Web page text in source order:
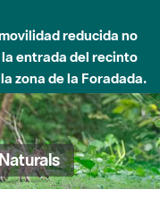
reducida no
entrada del recinto
zona de la Foradada.